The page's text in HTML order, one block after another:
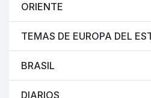
ORIENTE
TEMAS DE EUROPA DEL
BRASIL
DIARIOS